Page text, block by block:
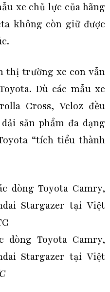
xe chủ lực của hãng
không còn giữ được
thị trường xe con vẫn
Dù các mẫu xe
Cross, Veloz đều
sản phẩm đa dạng
“tích tiểu thành
dòng Toyota Camry,
Stargazer tại Việt